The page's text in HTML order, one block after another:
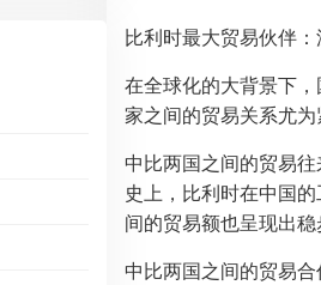
比利时最大贸易伙伴
在全球化的大背景下
家之间的贸易关系尤
中比两国之间的贸易
史上，比利时在中国
间的贸易额也呈现出稳
中比两国之间的贸易